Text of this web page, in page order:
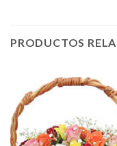
PRODUCTOS